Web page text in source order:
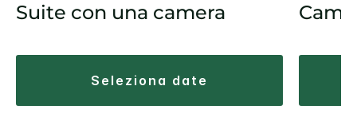
Suite con una camera
seleziona date